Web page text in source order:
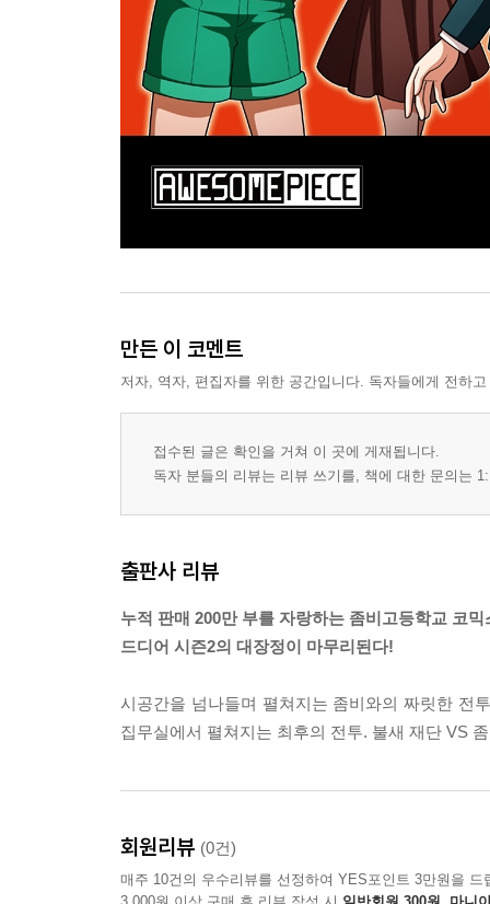
만든 이 코멘트
저자, 역자, 편집자를 위한 공간입니다. 독자들에게 전하
접수된 글은 확인을 거쳐 이 곳에 게재됩니다.
독자 분들의 리뷰는 리뷰 쓰기를, 책에 대한 문의는
출판사 리뷰
누적 판매 200만 부를 자랑하는 좀비고등학교 코믹
드디어 시즌2의 대장정이 마무리된다!
시공간을 넘나들며 펼쳐지는 좀비와의 짜릿한 전
집무실에서 펼쳐지는 최후의 전투. 불새 재단 VS
회원리뷰 (0건)
매주 10건의 우수리뷰를 선정하여 YES포인트 3만원을 드